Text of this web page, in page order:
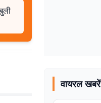
वायरल खबरें